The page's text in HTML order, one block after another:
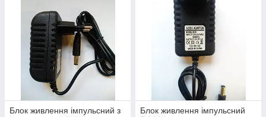
Блок живлення імпульсний з
Блок живлення імпульсний